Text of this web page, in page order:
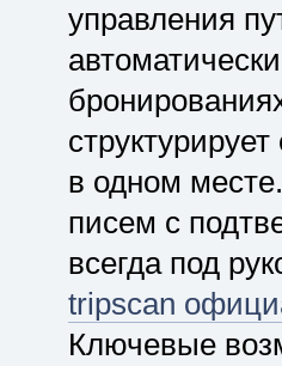
управления
в одном
писем с
всегда под
tripscan
Ключевые